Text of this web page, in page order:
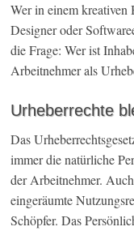
Wer in einem
Designer oder
die Frage: Wer ist
Arbeitnehmer als
Urheberrechte
Das
immer die natürliche
der Arbeitnehmer.
eingeräumte
Schöpfer. Das